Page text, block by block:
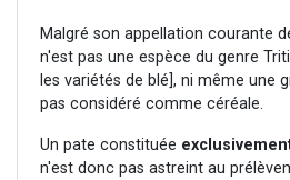
Malgré son appellation courante
n'est pas une espèce du genre
les variétés de blé], ni même une
pas considéré comme céréale.
Un pate constituée
n'est donc pas astreint au